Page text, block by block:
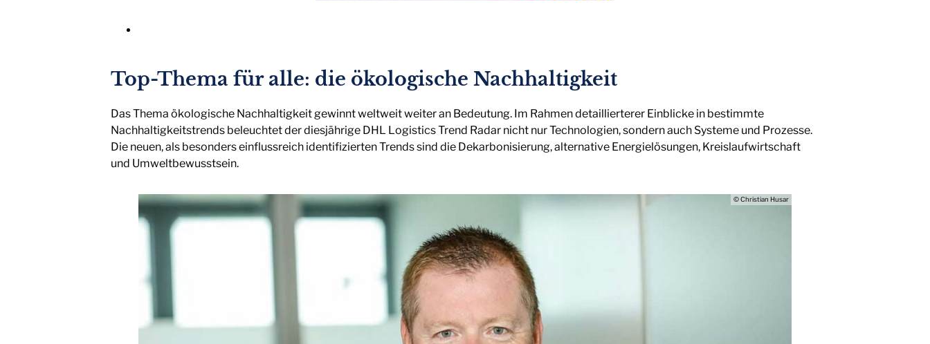
Top-Thema für alle: die ökologische Nachhaltigkeit
Das Thema ökologische Nachhaltigkeit gewinnt weltweit weiter an Bedeutung. Im Rahmen detaillierterer Einblicke in bestimmte
Nachhaltigkeitstrends beleuchtet der diesjährige DHL Logistics Trend Radar nicht nur Technologien, sondern auch Systeme und Prozesse.
Die neuen, als besonders einflussreich identifizierten Trends sind die Dekarbonisierung, alternative Energielösungen, Kreislaufwirtschaft
und Umweltbewusstsein.
© Christian Husar